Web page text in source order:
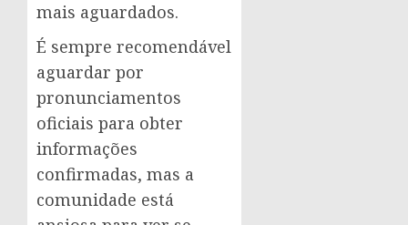
mais aguardados.
É sempre recomendável
aguardar por
pronunciamentos
oficiais para obter
informações
confirmadas, mas a
comunidade está